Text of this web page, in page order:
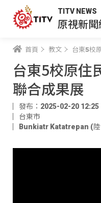
TITV NEWS
原視新聞
首頁 教文 台東5校
台東5校原住
聯合成果展
發布：2025-02-20 12:25
台東市
Bunkiatr Katatrepan (